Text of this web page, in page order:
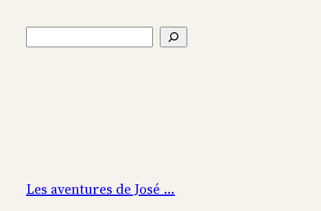
Les aventures de José …